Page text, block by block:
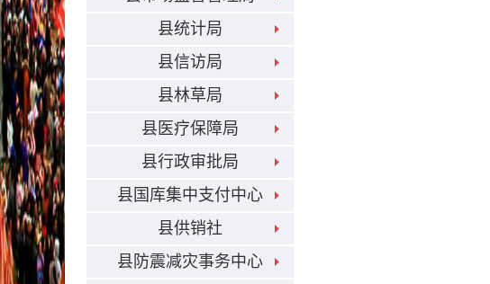
县统计局
县信访局
县林草局
县医疗保障局
县行政审批局
县国库集中支付中心
县供销社
县防震减灾事务中心